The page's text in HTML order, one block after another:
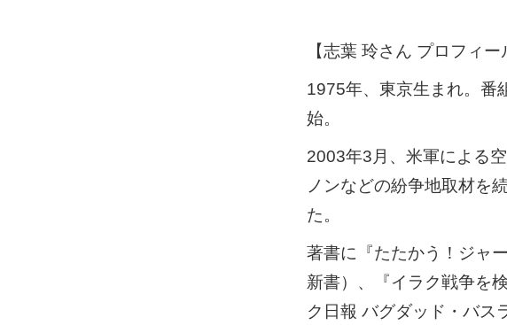
【志葉 玲さん プロフィー
1975年、東京生まれ。番
始。
2003年3月、米軍による
ノンなどの紛争地取材を
た。
著書に『たたかう！ジャ
新書）、『イラク戦争を
ク⽇報 バグダッド・バス